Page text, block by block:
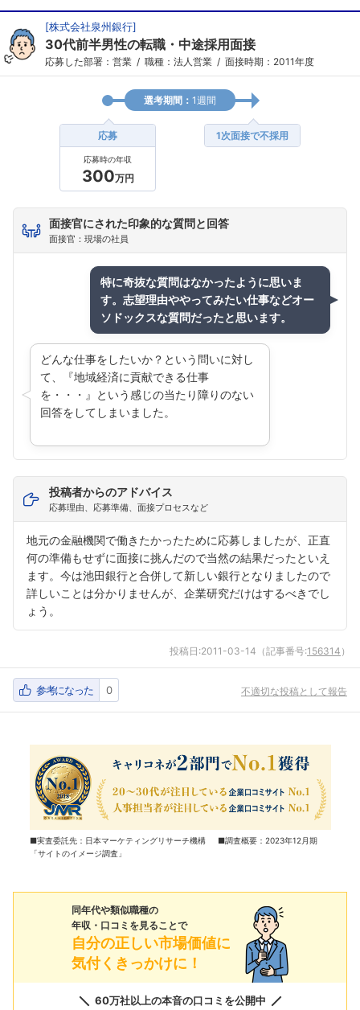
[株式会社泉州銀行]
30代前半男性の転職・中途採用面接
応募した部署：営業 職種：法人営業 面接時期：2011年度
選考期間： 1週間
応募
応募時の年収
300万円
1次面接で不採用
面接官にされた印象的な質問と回答
面接官：現場の社員
特に奇抜な質問はなかったように思いま
す。志望理由ややってみたい仕事などオー
ソドックスな質問だったと思います。
どんな仕事をしたいか？という問いに対し
て、『地域経済に貢献できる仕事
を・・・』という感じの当たり障りのない
回答をしてしまいました。
投稿者からのアドバイス
応募理由、応募準備、面接プロセスなど
地元の金融機関で働きたかったために応募しましたが、正直
何の準備もせずに面接に挑んだので当然の結果だったといえ
ます。今は池田銀行と合併して新しい銀行となりましたので
詳しいことは分かりませんが、企業研究だけはするべきでし
ょう。
投稿日:2011-03-14 （記事番号:156314 ）
参考になった 0 不適切な投稿として報告
■実査委託先：日本マーケティングリサーチ機構 ■調査概要：2023年12月期
「サイトのイメージ調査」
同年代や類似職種の
年収・口コミを見ることで
自分の正しい市場価値に
気付くきっかけに！
60万社以上の本音の口コミを公開中